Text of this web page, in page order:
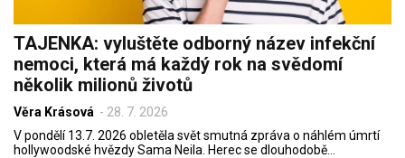
TAJENKA: vyluštěte odborný název infekční
nemoci, která má každý rok na svědomí
několik milionů životů
Věra Krásová - 28. 7. 2026
V pondělí 13.7. 2026 obletěla svět smutná zpráva o náhlém úmrtí
hollywoodské hvězdy Sama Neila. Herec se dlouhodobě…